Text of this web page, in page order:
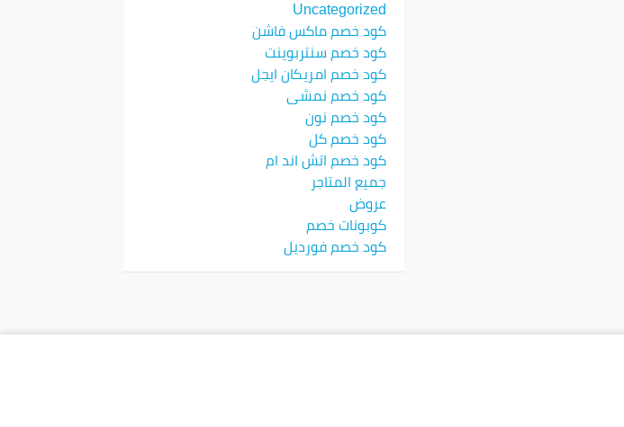
Uncategorized
كود خصم ماكس فاشن
كود خصم سنتربوينت
كود خصم امريكان ايجل
كود خصم نمشي
كود خصم نون
كود خصم كل
كود خصم اتش اند ام
جميع المتاجر
عروض
كوبونات خصم
كود خصم فورديل